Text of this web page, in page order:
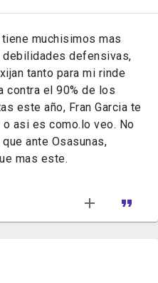
muchisimos mas
debilidades defensivas,
tanto para mi rinde
contra el 90% de los
este año, Fran Garcia te
asi es como.lo veo. No
ante Osasunas,
mas este.